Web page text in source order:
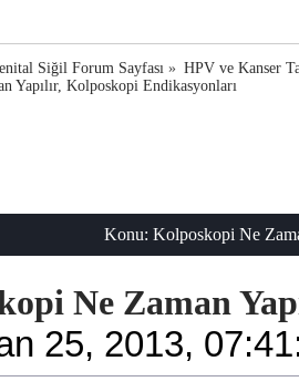
Siğil Forum Sayfası » HPV ve Kanser
Yapılır, Kolposkopi Endikasyonları
Konu: Kolposkopi Ne
Ne Zaman
25, 2013,